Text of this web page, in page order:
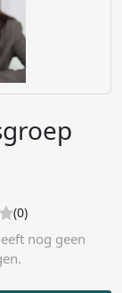
(0)
nog geen